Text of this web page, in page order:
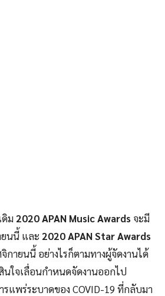
ดิม 2020 APAN Music Awards จะมี
นนี้ และ 2020 APAN Star Awards
ายนนี้ อย่างไรก็ตามทางผู้จัดงานได้
นใจเลื่อนกำหนดจัดงานออกไป
แพร่ระบาดของ COVID-19 ที่กลับมา